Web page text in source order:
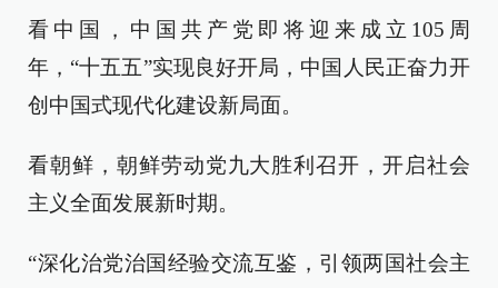
看中国，中国共产党即将迎来成立105周
年，“十五五”实现良好开局，中国人民正奋力开
创中国式现代化建设新局面。
看朝鲜，朝鲜劳动党九大胜利召开，开启社会
主义全面发展新时期。
“深化治党治国经验交流互鉴，引领两国社会主